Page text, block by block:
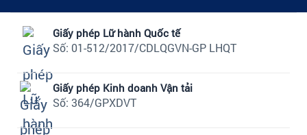
Giấy phép Lữ hành Quốc tế
Số: 01-512/2017/CDLQGVN-GP LHQT
Giấy phép Kinh doanh Vận tải
Số: 364/GPXDVT